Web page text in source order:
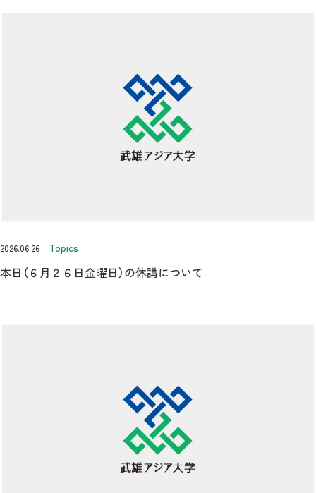
2026.06.26 Topics
本日（６月２６日金曜日）の休講について